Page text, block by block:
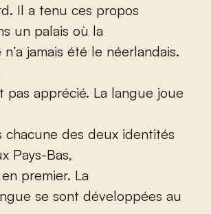
Il a tenu ces propos
un palais où la
jamais été le néerlandais.
pas apprécié. La langue joue
chacune des deux identités
Pays-Bas,
premier. La
se sont développées au